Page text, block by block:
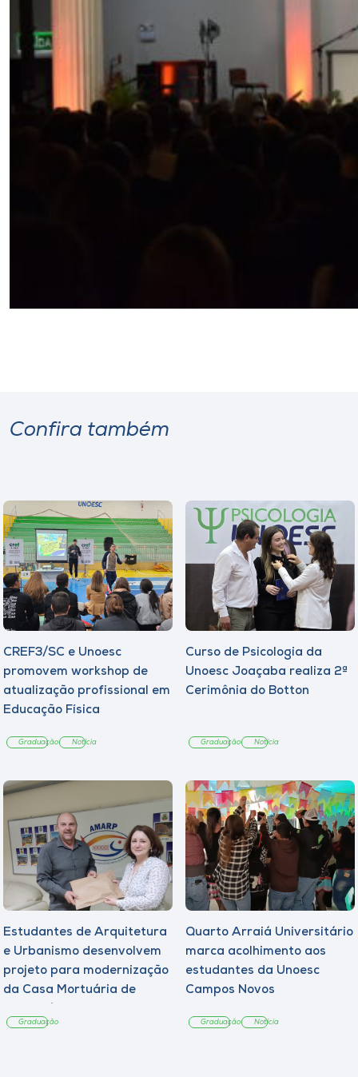
Confira também
CREF3/SC e Unoesc
promovem workshop de
atualização profissional em
Educação Física
Graduação Notícia
Curso de Psicologia da
Unoesc Joaçaba realiza 2ª
Cerimônia do Botton
Graduação Notícia
Estudantes de Arquitetura
e Urbanismo desenvolvem
projeto para modernização
da Casa Mortuária de
Graduação
Quarto Arraiá Universitário
marca acolhimento aos
estudantes da Unoesc
Campos Novos
Graduação Notícia